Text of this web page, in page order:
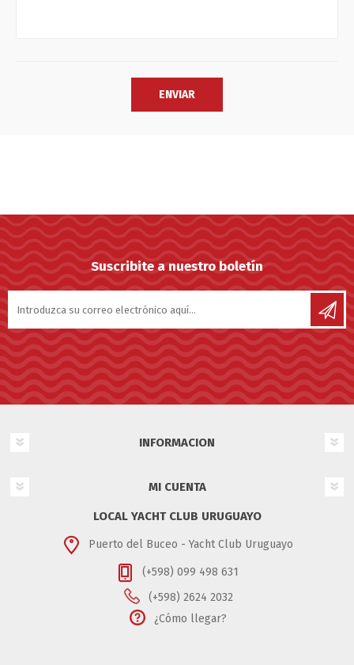
Suscribite a nuestro boletín
INFORMACION
MI CUENTA
LOCAL YACHT CLUB URUGUAYO
Puerto del Buceo - Yacht Club Uruguayo
(+598) 099 498 631
(+598) 2624 2032
¿Cómo llegar?